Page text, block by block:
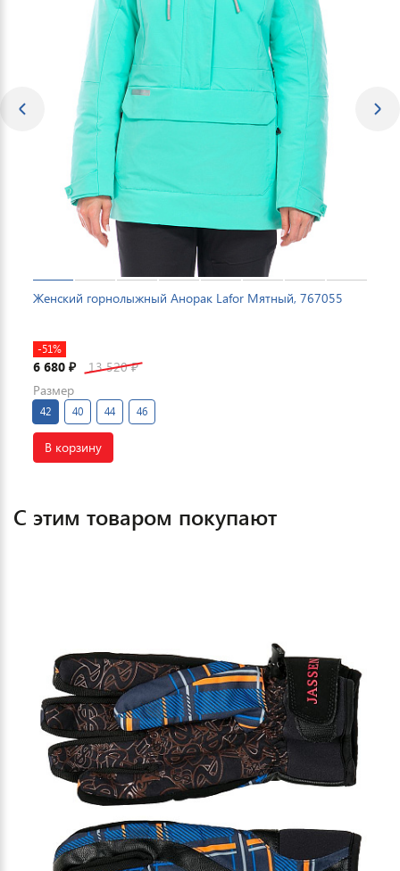
Женский горнолыжный Анорак Lafor Мятный, 767055
-51%
6 680 ₽ 13 520₽
Размер
42 40 44 46
В корзину
С этим товаром покупают